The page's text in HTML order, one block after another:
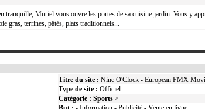
tranquille, Muriel vous ouvre les portes de sa cuisine-jardin. Vous y
gras, terrines, pâtés, plats traditionnels...
Titre du site : Nine O'Clock - European FMX
Type de site : Officiel
Catégorie : Sports >